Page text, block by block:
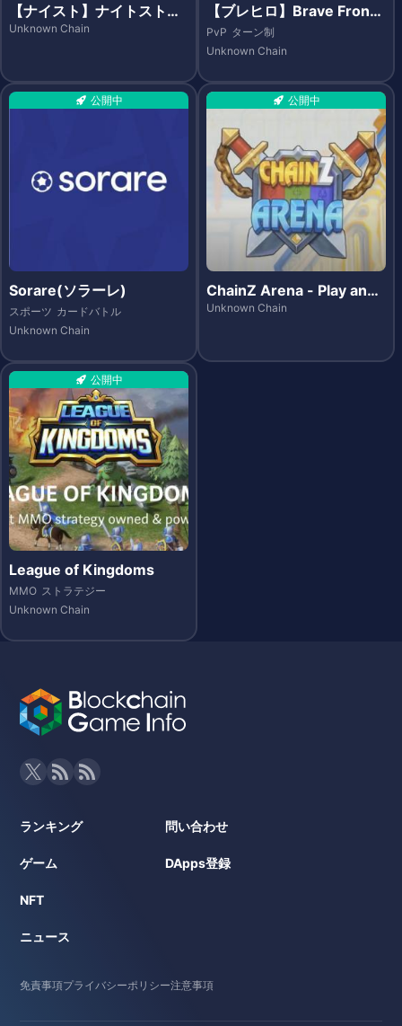
【ナイスト】ナイトストー
リー(Knight Story)
Unknown Chain
【ブレヒロ】Brave Fronti
er Heroes（ブレイブ フロ
ンティア ヒーローズ）- Et
PvP ターン制
Unknown Chain
公開中
Sorare(ソラーレ)
スポーツ カードバトル
Unknown Chain
公開中
ChainZ Arena - Play and
Earn
Unknown Chain
公開中
League of Kingdoms
MMO ストラテジー
Unknown Chain
ランキング
ゲーム
NFT
ニュース
問い合わせ
DApps登録
免責事項プライバシーポリシー注意事項